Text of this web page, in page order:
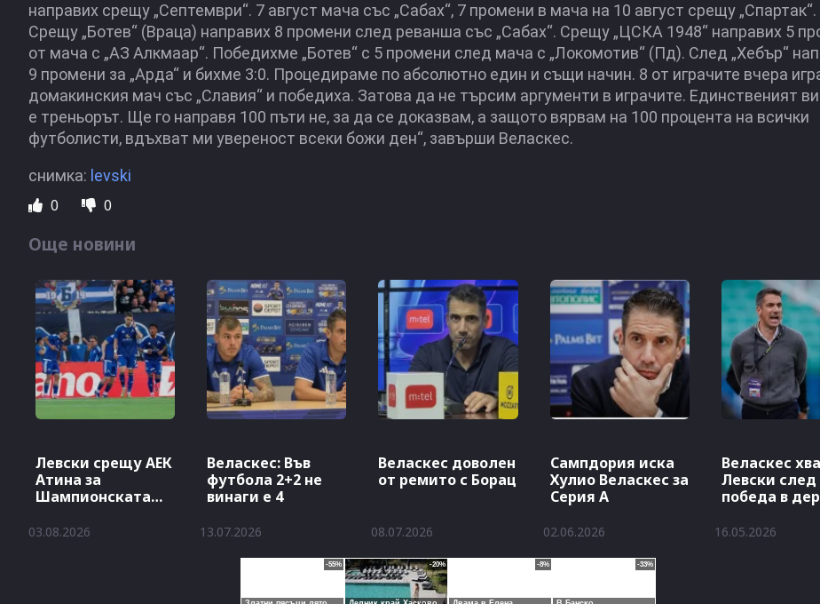
направих срещу „Септември“. 7 август мача със „Сабах“, 7 промени в мача на 10 август срещу „Спартак“.
Срещу „Ботев“ (Враца) направих 8 промени след реванша със „Сабах“. Срещу „ЦСКА 1948“ направих 5
от мача с „АЗ Алкмаар“. Победихме „Ботев“ с 5 промени след мача с „Локомотив“ (Пд). След „Хебър“
9 промени за „Арда“ и бихме 3:0. Процедираме по абсолютно един и същи начин. 8 от играчите вчера
домакинския мач със „Славия“ и победиха. Затова да не търсим аргументи в играчите. Единственият
е треньорът. Ще го направя 100 пъти не, за да се доказвам, а защото вярвам на 100 процента на всички
футболисти, вдъхват ми увереност всеки божи ден“, завърши Веласкес.
снимка: levski
0 0
Още новини
Левски срещу АЕК
Атина за
Шампионската
03.08.2026
Веласкес: Във
футбола 2+2 не
винаги е 4
13.07.2026
Веласкес доволен
от ремито с Борац
08.07.2026
Сампдория иска
Хулио Веласкес за
Серия А
02.06.2026
Веласкес
Левски след
победа в
16.05.2026